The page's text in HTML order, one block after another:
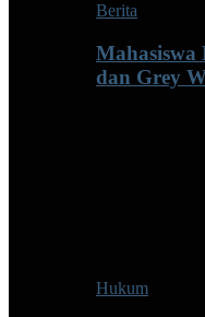
Berita
dan Grey
Hukum